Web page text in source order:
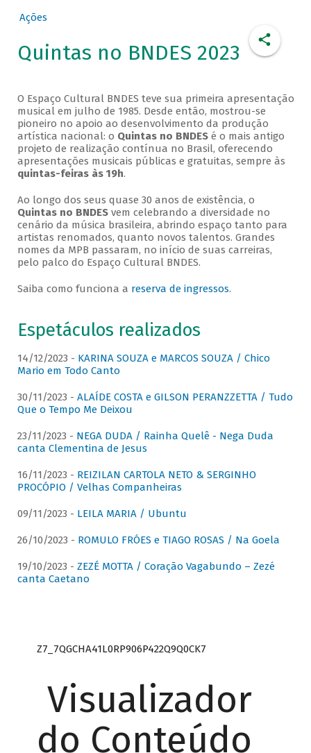
Ações
Quintas no BNDES 2023
O Espaço Cultural BNDES teve sua primeira apresentação
musical em julho de 1985. Desde então, mostrou-se
pioneiro no apoio ao desenvolvimento da produção
artística nacional: o Quintas no BNDESé o mais antigo
projeto de realização contínua no Brasil, oferecendo
apresentações musicais públicas e gratuitas, sempre às
quintas-feiras às 19h.
Ao longo dos seus quase 30 anos de existência, o
Quintas no BNDESvem celebrando a diversidade no
cenário da música brasileira, abrindo espaço tanto para
artistas renomados, quanto novos talentos. Grandes
nomes da MPB passaram, no início de suas carreiras,
pelo palco do Espaço Cultural BNDES.
Saiba como funciona a reserva de ingressos.
Espetáculos realizados
14/12/2023 - KARINA SOUZA e MARCOS SOUZA / Chico
Mario em Todo Canto
30/11/2023 - ALAÍDE COSTA e GILSON PERANZZETTA / Tudo
Que o Tempo Me Deixou
23/11/2023 - NEGA DUDA / Rainha Quelê - Nega Duda
canta Clementina de Jesus
16/11/2023 - REIZILAN CARTOLA NETO & SERGINHO
PROCÓPIO / Velhas Companheiras
09/11/2023 - LEILA MARIA / Ubuntu
26/10/2023 - ROMULO FRÓES e TIAGO ROSAS / Na Goela
19/10/2023 - ZEZÉ MOTTA / Coração Vagabundo – Zezé
canta Caetano
Z7_7QGCHA41L0RP906P422Q9Q0CK7
Visualizador
do Conteúdo